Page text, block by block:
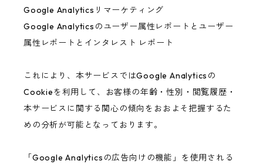
Google Analyticsリマーケティング
Google Analyticsのユーザー属性レポートとユーザー
属性レポートとインタレスト レポート
これにより、本サービスではGoogle Analyticsの
Cookieを利用して、お客様の年齢・性別・閲覧履歴・
本サービスに関する関心の傾向をおおよそ把握するた
めの分析が可能となっております。
「Google Analyticsの広告向けの機能」を使用される